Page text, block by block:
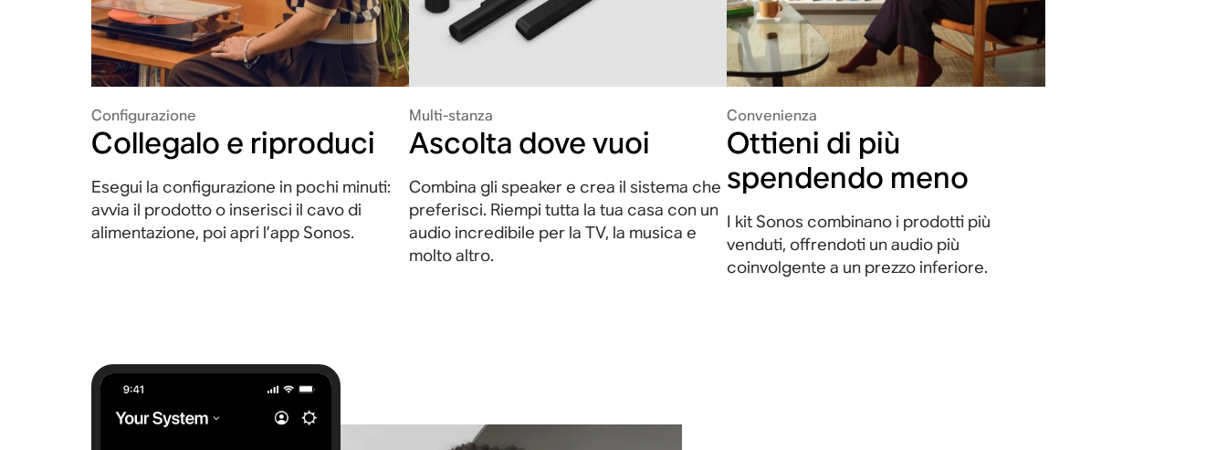
Configurazione
Collegalo e riproduci
Esegui la configurazione in pochi minuti:
avvia il prodotto o inserisci il cavo di
alimentazione, poi apri l’app Sonos.
Multi-stanza
Ascolta dove vuoi
Combina gli speaker e crea il sistema che
preferisci. Riempi tutta la tua casa con un
audio incredibile per la TV, la musica e
molto altro.
Convenienza
Ottieni di più
spendendo meno
I kit Sonos combinano i prodotti più
venduti, offrendoti un audio più
coinvolgente a un prezzo inferiore.